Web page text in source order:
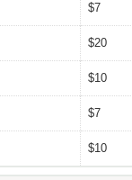
$7
$20
$10
$7
$10